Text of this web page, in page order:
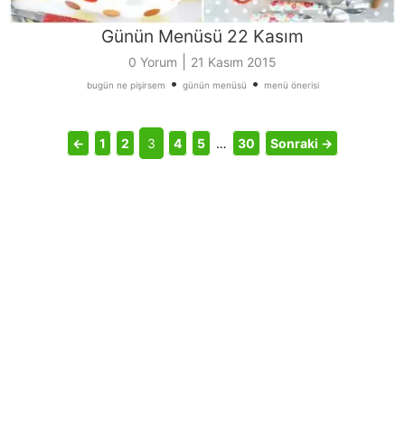
Günün Menüsü 22 Kasım
0 Yorum 21 Kasım 2015
bugün ne pişirsem • günün menüsü • menü önerisi
← 1 2 3 4 5 … 30 Sonraki →